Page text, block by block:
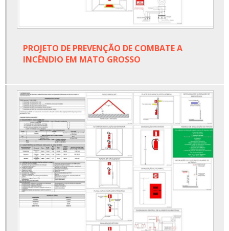
PROJETO DE PREVENÇÃO DE COMBATE A
INCÊNDIO EM MATO GROSSO